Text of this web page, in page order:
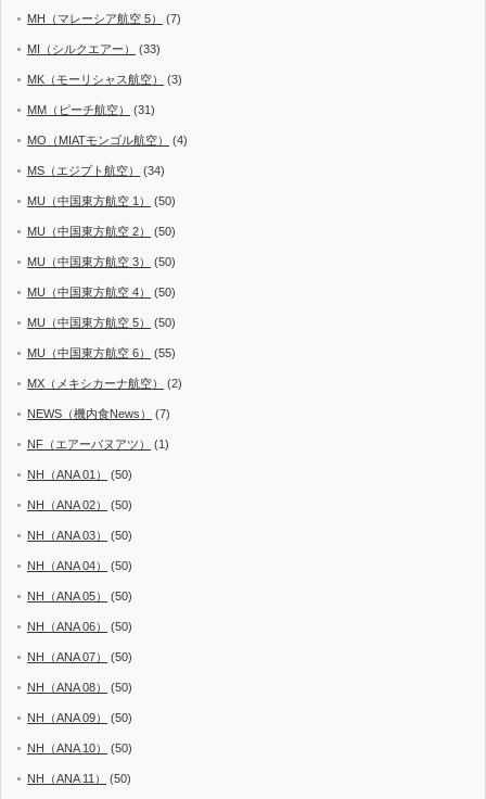
MH（マレーシア航空 5） (7)
MI（シルクエアー） (33)
MK（モーリシャス航空） (3)
MM（ピーチ航空） (31)
MO（MIATモンゴル航空） (4)
MS（エジプト航空） (34)
MU（中国東方航空 1） (50)
MU（中国東方航空 2） (50)
MU（中国東方航空 3） (50)
MU（中国東方航空 4） (50)
MU（中国東方航空 5） (50)
MU（中国東方航空 6） (55)
MX（メキシカーナ航空） (2)
NEWS（機内食News） (7)
NF（エアーバヌアツ） (1)
NH（ANA 01） (50)
NH（ANA 02） (50)
NH（ANA 03） (50)
NH（ANA 04） (50)
NH（ANA 05） (50)
NH（ANA 06） (50)
NH（ANA 07） (50)
NH（ANA 08） (50)
NH（ANA 09） (50)
NH（ANA 10） (50)
NH（ANA 11） (50)